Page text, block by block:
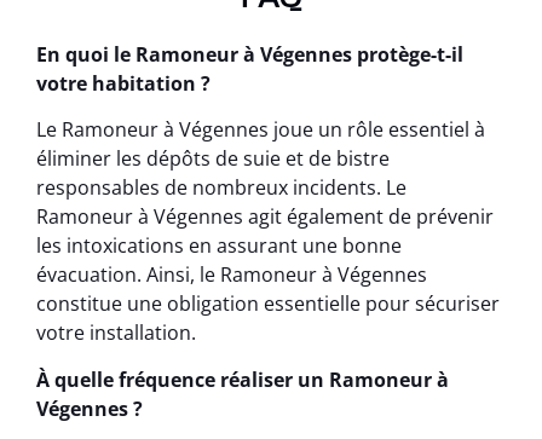
En quoi le Ramoneur à Végennes protège-t-il
votre habitation ?
Le Ramoneur à Végennes joue un rôle essentiel à
éliminer les dépôts de suie et de bistre
responsables de nombreux incidents. Le
Ramoneur à Végennes agit également de prévenir
les intoxications en assurant une bonne
évacuation. Ainsi, le Ramoneur à Végennes
constitue une obligation essentielle pour sécuriser
votre installation.
À quelle fréquence réaliser un Ramoneur à
Végennes ?